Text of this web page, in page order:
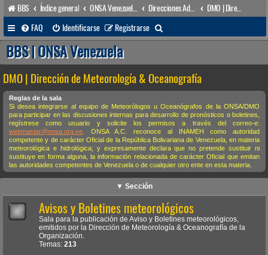
BBS Índice general Direcciones Administrativas
DMO | Dirección de Meteorología & Oceanografía
FAQ
Identificarse Registrarse
u
c
a
r
BBS | ONSA Venezuela
DMO | Dirección de Meteorología & Oceanografía
Reglas de la sala
Si desea integrarse al equipo de Meteorólogos u Oceanógrafos de la ONSA/DMO
para participar en las discusiones internas para desarrollo de pronósticos o boletines,
regístrese como usuario y solicite los permisos a través del correo-e:
webmaster@onsa.org.ve . ONSA A.C. reconoce al INAMEH como autoridad
competente y de carácter Oficial de la República Bolivariana de Venezuela, en materia
meteorológica e hidrológica; y expresamente declara que no pretende sustituir ni
sustituye en forma alguna, la información relacionada de carácter Oficial que emitan
las autoridades competentes de Venezuela o de cualquier otro ente en esta materia.
▼ Sección
Avisos y Boletines meteorológicos
Sala para la publicación de Aviso y Boletines meteorológicos,
emitidos por la Dirección de Meteorología & Oceanografía de la
Organización.
Temas: 213